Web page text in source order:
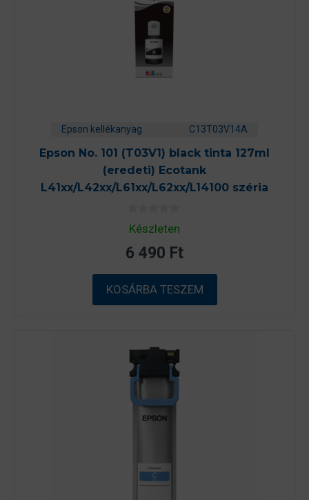
Epson kellékanyag C13T03V14A
Epson No. 101 (T03V1) black tinta 127ml
(eredeti) Ecotank
L41xx/L42xx/L61xx/L62xx/L14100 széria
0
a
5
-
ő
l
Készleten
6 490 Ft
KOSÁRBA TESZEM